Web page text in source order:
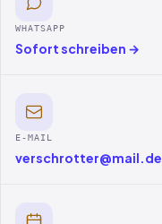
WHATSAPP
Sofort schreiben →
E-MAIL
verschrotter@mail.de